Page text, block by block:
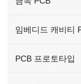
임베디드 캐비티
PCB 프로토타입